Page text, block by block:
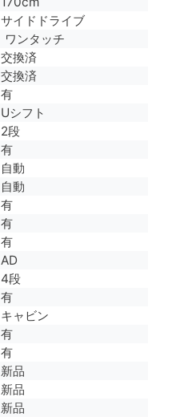
サイドドライブ
ワンタッチ
交換済
交換済
有
Uシフト
2段
有
自動
自動
有
有
有
AD
4段
有
キャビン
有
有
新品
新品
新品